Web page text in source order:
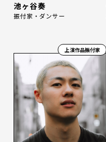
池ヶ谷奏
振付家・ダンサー
上演作品振付家